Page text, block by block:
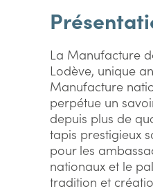
La Manufacture
Lodève, unique
Manufacture
perpétue un
depuis plus de
tapis prestigieux
pour les
nationaux et le
tradition et